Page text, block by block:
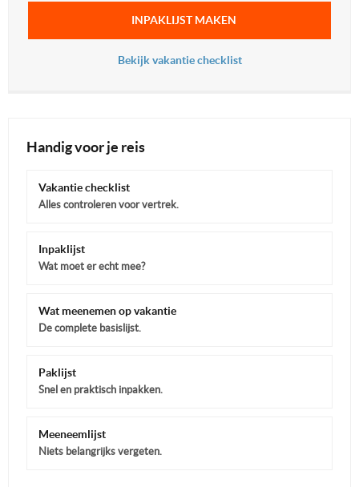
INPAKLIJST MAKEN
Bekijk vakantie checklist
Handig voor je reis
Vakantie checklist
Alles controleren voor vertrek.
Inpaklijst
Wat moet er echt mee?
Wat meenemen op vakantie
De complete basislijst.
Paklijst
Snel en praktisch inpakken.
Meeneemlijst
Niets belangrijks vergeten.